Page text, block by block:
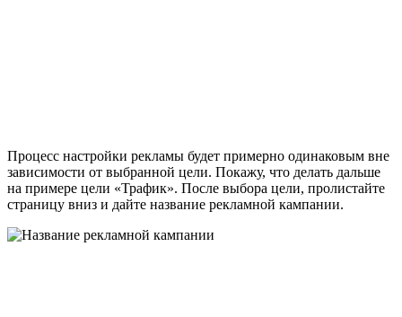
Процесс настройки рекламы будет примерно одинаковым вне
зависимости от выбранной цели. Покажу, что делать дальше
на примере цели «Трафик». После выбора цели, пролистайте
страницу вниз и дайте название рекламной кампании.